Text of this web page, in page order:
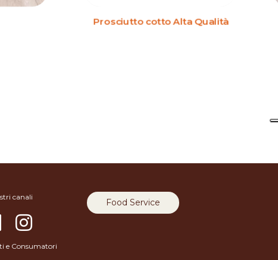
Prosciutto cotto Alta Qualità
canali
e Consumatori
Food Service